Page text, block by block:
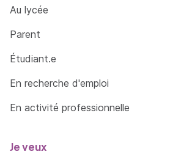
Au lycée
Parent
Étudiant.e
En recherche d'emploi
En activité professionnelle
Je veux